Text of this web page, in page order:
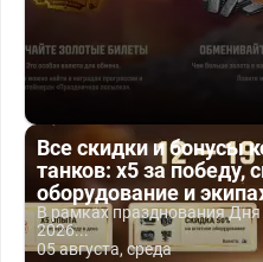
Все скидки и бонусы
танков: x5 за победу,
оборудование и
В рамках празднования
2026...
05 августа, среда